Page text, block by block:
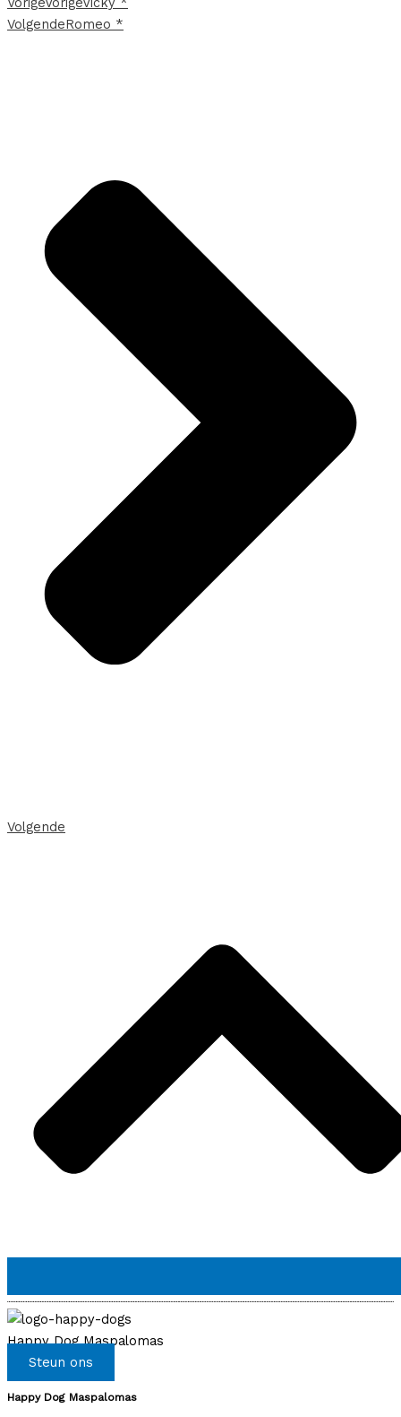
VolgendeRomeo *
Volgende
Happy Dog Maspalomas
Steun ons
Happy Dog Maspalomas